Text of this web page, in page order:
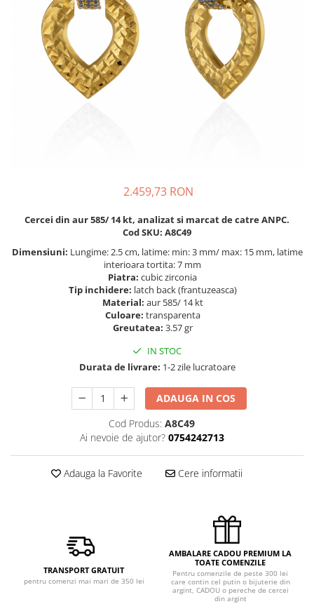
PIERCING
SETURI BIJUTERII
ACE DE CRAVATA
BUTONI
BRATARA TIP ROZARIU
LANTURI TIP ROZARIU
2.459,73 RON
Cercei din aur 585/ 14 kt, analizat si marcat de catre ANPC.
Cod SKU: A8C49
Dimensiuni: Lungime: 2.5 cm, latime: min: 3 mm/ max: 15 mm, latime
interioara tortita: 7 mm
Piatra: cubic zirconia
Tip inchidere: latch back (frantuzeasca)
Material: aur 585/ 14 kt
Culoare: transparenta
Greutatea: 3.57 gr
IN STOC
Durata de livrare: 1-2 zile lucratoare
ADAUGA IN COS
Cod Produs: A8C49
Ai nevoie de ajutor? 0754242713
Adauga la Favorite Cere informatii
TRANSPORT GRATUIT
pentru comenzi mai mari de 350 lei
AMBALARE CADOU PREMIUM LA
TOATE COMENZILE
Pentru comenzile de peste 300 lei
care contin cel putin o bijuterie din
argint, CADOU o pereche de cercei
din argint